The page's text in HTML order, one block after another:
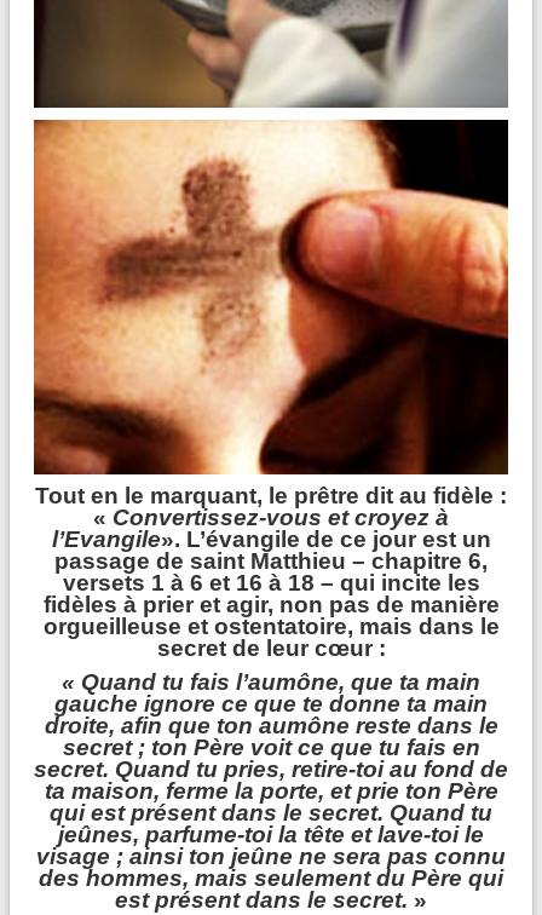
Tout en le marquant, le prêtre dit au fidèle :
« Convertissez-vous et croyez à
l’Evangile». L’évangile de ce jour est un
passage de saint Matthieu – chapitre 6,
versets 1 à 6 et 16 à 18 – qui incite les
fidèles à prier et agir, non pas de manière
orgueilleuse et ostentatoire, mais dans le
secret de leur cœur :
« Quand tu fais l’aumône, que ta main
gauche ignore ce que te donne ta main
droite, afin que ton aumône reste dans le
secret ; ton Père voit ce que tu fais en
secret. Quand tu pries, retire-toi au fond de
ta maison, ferme la porte, et prie ton Père
qui est présent dans le secret. Quand tu
jeûnes, parfume-toi la tête et lave-toi le
visage ; ainsi ton jeûne ne sera pas connu
des hommes, mais seulement du Père qui
est présent dans le secret. »